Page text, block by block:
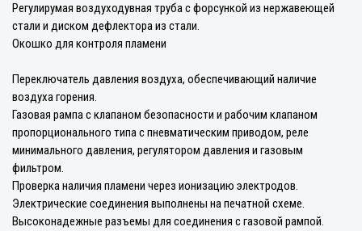
Регулирумая воздуходувная труба с форсункой из нержавеющей
стали и диском дефлектора из стали.
Окошко для контроля пламени
Переключатель давления воздуха, обеспечивающий наличие
воздуха горения.
Газовая рампа с клапаном безопасности и рабочим клапаном
пропорционального типа с пневматическим приводом, реле
минимального давления, регулятором давления и газовым
фильтром.
Проверка наличия пламени через ионизацию электродов.
Электрические соединения выполнены на печатной схеме.
Высоконадежные разъемы для соединения с газовой рампой.